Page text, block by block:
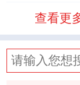
查看更